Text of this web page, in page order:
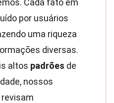
Cada fato em
por usuários
uma riqueza
diversas.
altos padrões de
nossos
revisam